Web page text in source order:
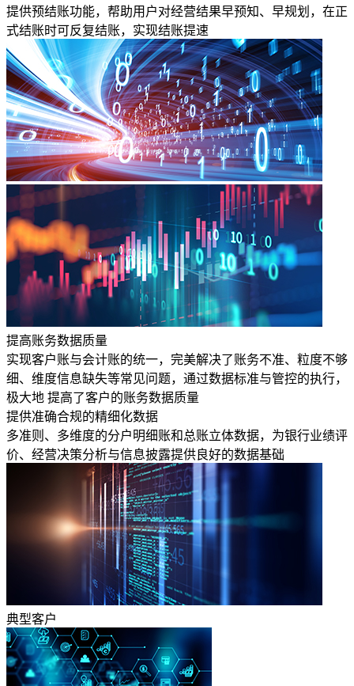
提供预结账功能，帮助用户对经营结果早预知、早规划，在正
式结账时可反复结账，实现结账提速
提高账务数据质量
实现客户账与会计账的统一，完美解决了账务不准、粒度不够
细、维度信息缺失等常见问题，通过数据标准与管控的执行，
极大地 提高了客户的账务数据质量
提供准确合规的精细化数据
多准则、多维度的分户明细账和总账立体数据，为银行业绩评
价、经营决策分析与信息披露提供良好的数据基础
典型客户